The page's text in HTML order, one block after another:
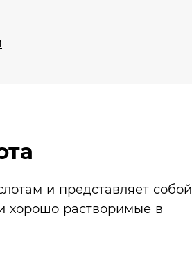
и представляет собой
хорошо растворимые в